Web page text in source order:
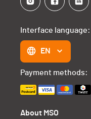
About MSO
Interface language:
EN
Payment methods: